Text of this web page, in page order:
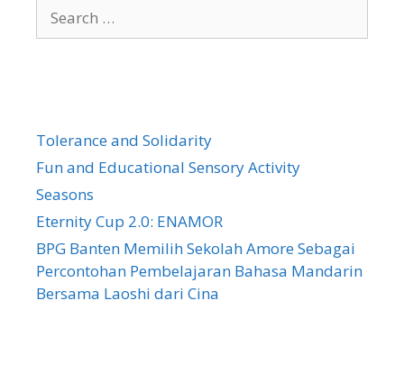
for:
Tolerance and Solidarity
Fun and Educational Sensory Activity
Seasons
Eternity Cup 2.0: ENAMOR
BPG Banten Memilih Sekolah Amore Sebagai
Percontohan Pembelajaran Bahasa Mandarin
Bersama Laoshi dari Cina